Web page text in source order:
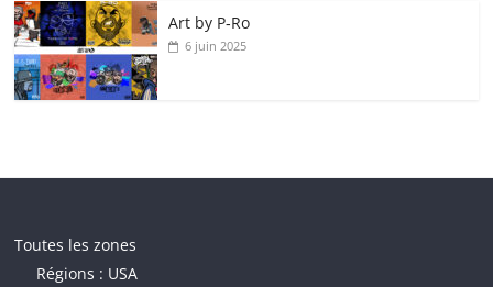
Art by P‑Ro
6 juin 2025
Toutes les zones
Régions : USA